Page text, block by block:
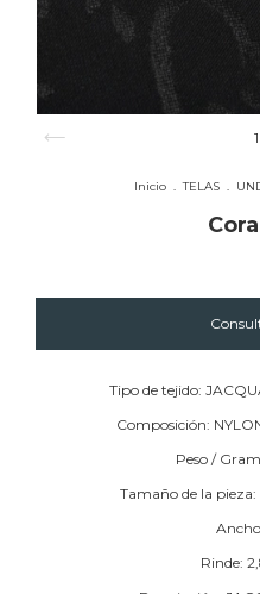
1
Inicio . TELAS .
Tipo de tejido:
Composición:
Peso /
Tamaño de la
Rinde: